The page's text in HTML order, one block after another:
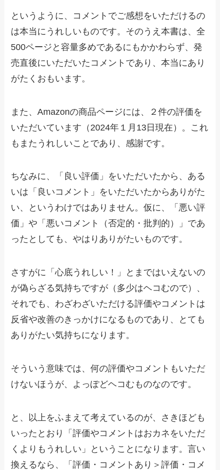
というように、コメントでご感想をいただけるの
は本当にうれしいものです。そのうえ本書は、全
500ページと容量多めであるにもかかわらず、発
売直後にいただいたコメントであり、本当にあり
がたくおもいます。
また、Amazonの商品ページには、２件の評価を
いただいています（2024年１月13日現在）。これ
もまたうれしいことであり、感謝です。
ちなみに、「良い評価」をいただいたから、ある
いは「良いコメント」をいただいたからありがた
い、というわけではありません。仮に、「悪い評
価」や「悪いコメント（否定的・批判的）」であ
ったとしても、やはりありがたいものです。
さすがに「心底うれしい！」とまではいえないの
が偽らざる気持ちですが（多少はヘコむので）、
それでも、わざわざいただける評価やコメントは
反省や改善のきっかけになるものであり、とても
ありがたい気持ちになります。
そういう意味では、何の評価やコメントもいただ
けないほうが、よっぽどヘコむものなのです。
と、以上をふまえて考えているのが、さきほども
いったとおり「評価やコメントはおカネをいただ
くよりもうれしい」ということになります。言い
換えるなら、「評価・コメントあり＞評価・コメ